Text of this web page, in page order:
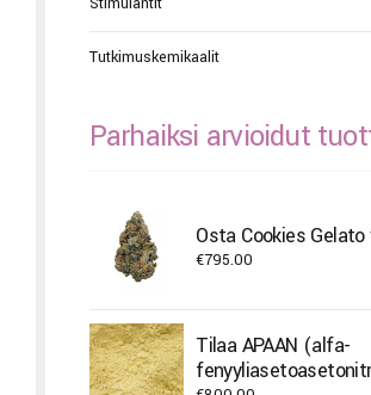
Tutkimuskemikaalit
Parhaiksi arvioidut
Osta Cookies
€795.00
Tilaa APAAN (alfa-